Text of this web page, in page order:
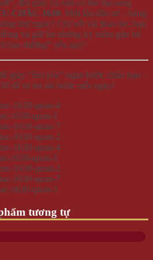
đôi giày cũ vẫn có thể tỏa sáng
CHẮC 1630. Một lần đầu tư – hàng
thử ngay? Chỉ với vài thao tác, bạn
và giữ lại những kỷ niệm gắn bó
bạn đường” yêu quý!
giày “ốm yếu” ngăn bước chân bạn –
để tự tin sải bước mỗi ngày!
tương tự